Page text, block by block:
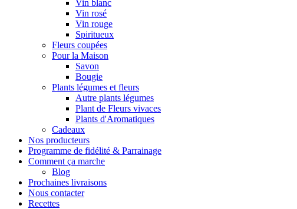
Vin blanc
Vin rosé
Vin rouge
Spiritueux
Fleurs coupées
Pour la Maison
Savon
Bougie
Plants légumes et fleurs
Autre plants légumes
Plant de Fleurs vivaces
Plants d'Aromatiques
Cadeaux
Nos producteurs
Programme de fidélité & Parrainage
Comment ça marche
Blog
Prochaines livraisons
Nous contacter
Recettes